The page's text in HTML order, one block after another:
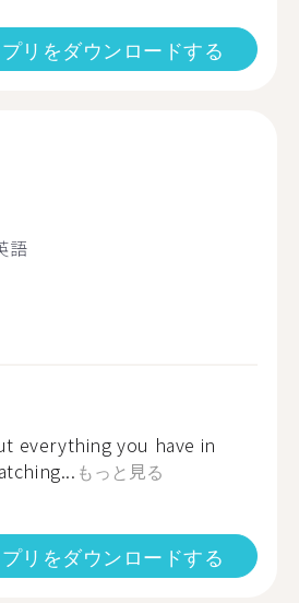
リをダウンロードする
語
everything you have in
もっと見る
リをダウンロードする